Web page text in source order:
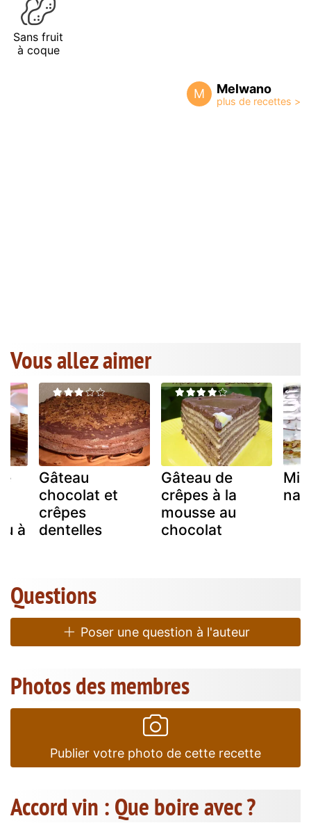
Sans fruit
à coque
M Melwano
Vous allez aimer
à
Gâteau
chocolat et
crêpes
dentelles
Gâteau de
crêpes à la
mousse au
chocolat
Questions
Poser une question à l'auteur
Photos des membres
Publier votre photo de cette recette
Accord vin : Que boire avec ?